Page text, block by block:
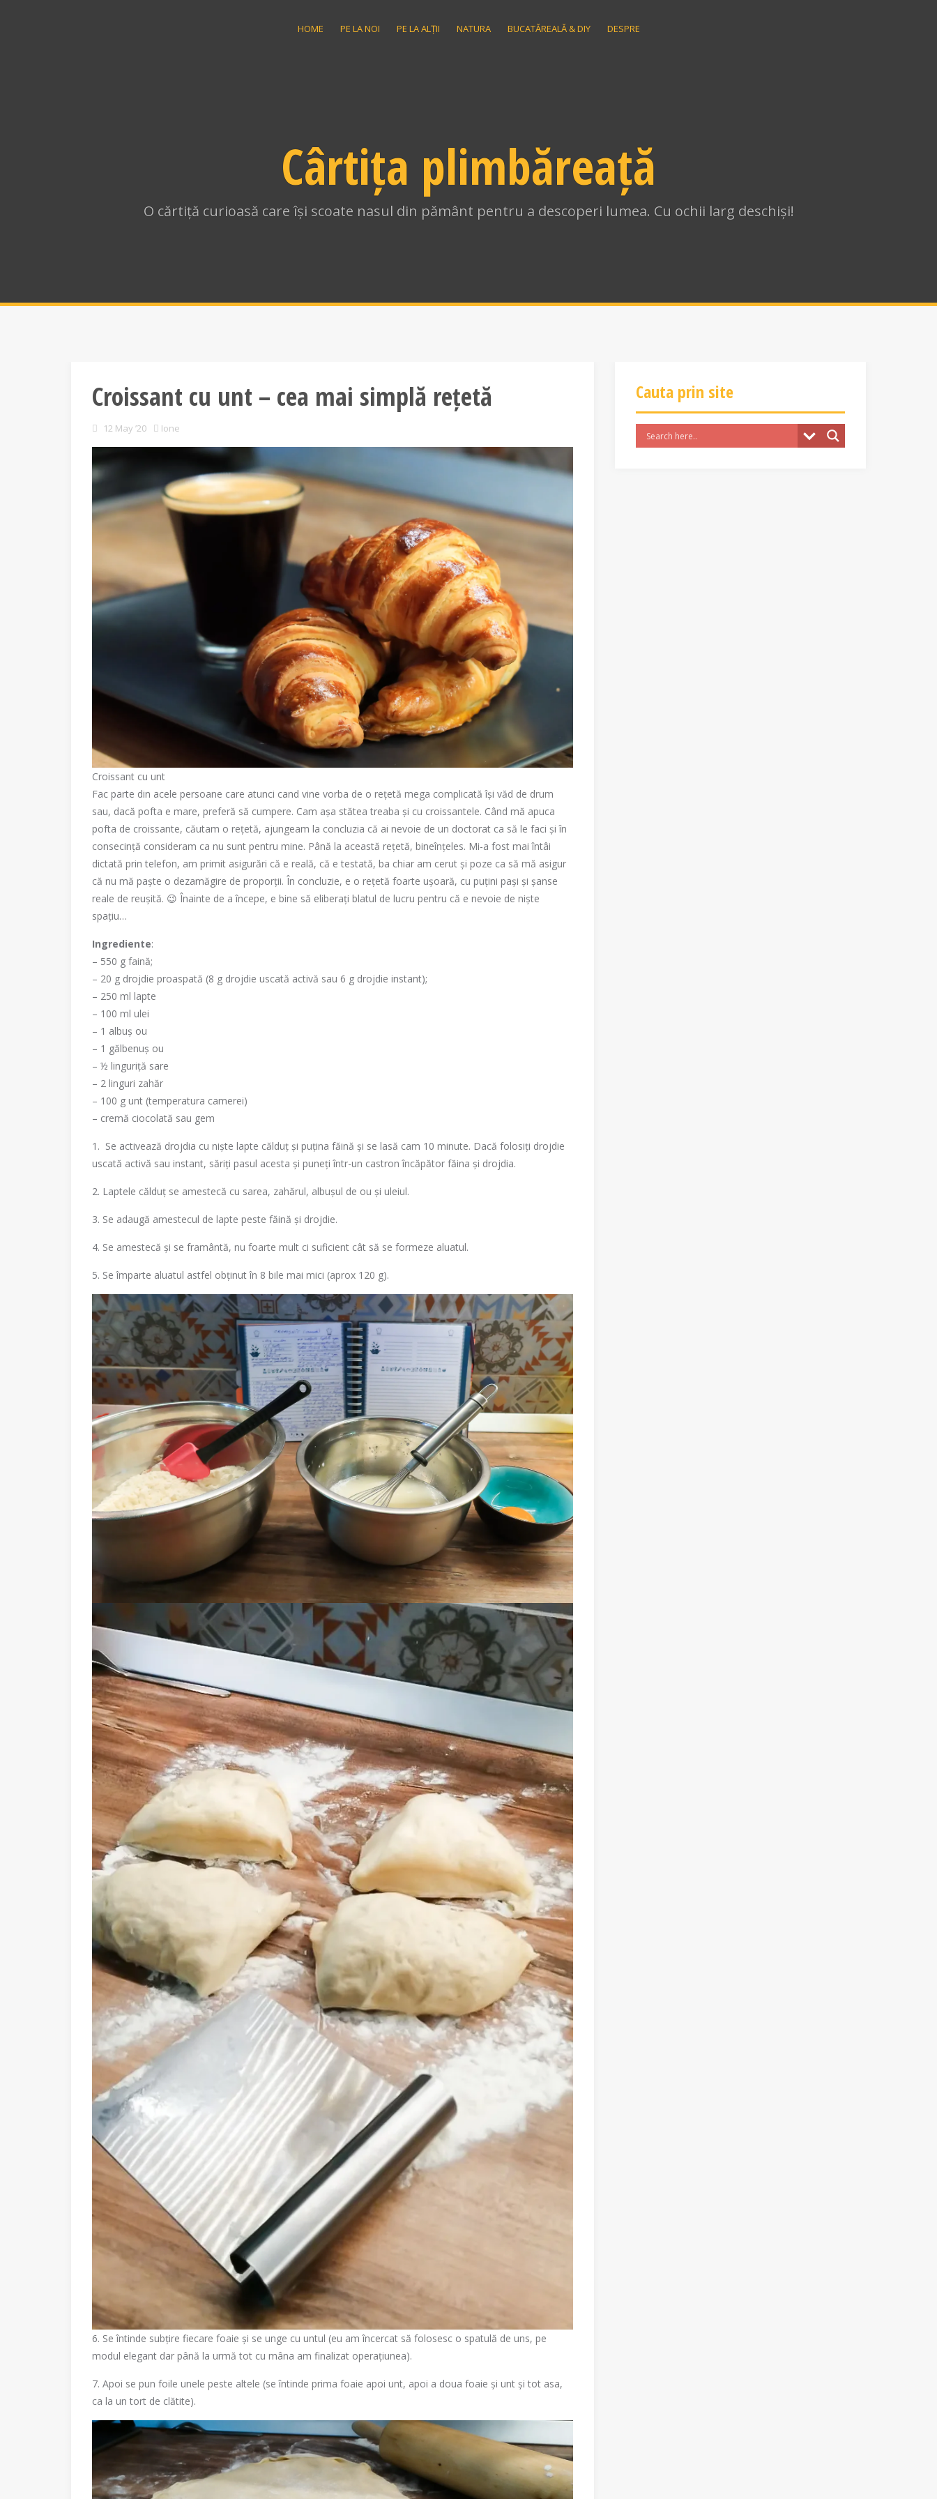
HOME PE LA NOI PE LA ALȚII NATURA BUCATĂREALĂ & DIY DESPRE
Cârtița plimbăreață
O cărtiță curioasă care își scoate nasul din pământ pentru a descoperi lumea. Cu ochii larg deschiși!
Croissant cu unt – cea mai simplă rețetă
12 May ’20 Ione
Croissant cu unt
Fac parte din acele persoane care atunci cand vine vorba de o rețetă mega complicată își văd de drum
sau, dacă pofta e mare, preferă să cumpere. Cam așa stătea treaba și cu croissantele. Când mă apuca
pofta de croissante, căutam o rețetă, ajungeam la concluzia că ai nevoie de un doctorat ca să le faci și în
consecință consideram ca nu sunt pentru mine. Până la această rețetă, bineînțeles. Mi-a fost mai întâi
dictată prin telefon, am primit asigurări că e reală, că e testată, ba chiar am cerut și poze ca să mă asigur
că nu mă paște o dezamăgire de proporții. În concluzie, e o rețetă foarte ușoară, cu puțini pași și șanse
reale de reușită. 😉 Înainte de a începe, e bine să eliberați blatul de lucru pentru că e nevoie de niște
spațiu…
Ingrediente:
– 550 g faină;
– 20 g drojdie proaspată (8 g drojdie uscată activă sau 6 g drojdie instant);
– 250 ml lapte
– 100 ml ulei
– 1 albuș ou
– 1 gălbenuș ou
– ½ linguriță sare
– 2 linguri zahăr
– 100 g unt (temperatura camerei)
– cremă ciocolată sau gem
1. Se activează drojdia cu niște lapte călduț și puțina făină și se lasă cam 10 minute. Dacă folosiți drojdie
uscată activă sau instant, săriți pasul acesta și puneți într-un castron încăpător făina și drojdia.
2. Laptele călduț se amestecă cu sarea, zahărul, albușul de ou și uleiul.
3. Se adaugă amestecul de lapte peste făină și drojdie.
4. Se amestecă și se framântă, nu foarte mult ci suficient cât să se formeze aluatul.
5. Se împarte aluatul astfel obținut în 8 bile mai mici (aprox 120 g).
6. Se întinde subțire fiecare foaie și se unge cu untul (eu am încercat să folosesc o spatulă de uns, pe
modul elegant dar până la urmă tot cu mâna am finalizat operațiunea).
7. Apoi se pun foile unele peste altele (se întinde prima foaie apoi unt, apoi a doua foaie și unt și tot asa,
ca la un tort de clătite).
Cauta prin site